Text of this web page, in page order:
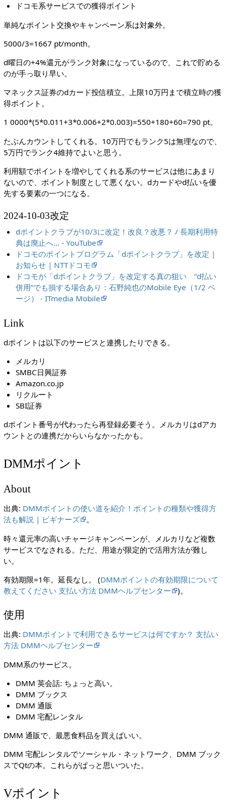
ドコモ系サービスでの獲得ポイント
単純なポイント交換やキャンペーン系は対象外。
5000/3=1667 pt/month。
d曜日の+4%還元がランク対象になっているので、これで貯める
のが手っ取り早い。
マネックス証券のdカード投信積立。上限10万円まで積立時の獲
得ポイント。
1 0000*(5*0.011+3*0.006+2*0.003)=550+180+60=790 pt。
たぶんカウントしてくれる。10万円でもランク5は無理なので、
5万円でランク4維持でよいと思う。
利用額でポイントを増やしてくれる系のサービスは他にあまり
ないので、ポイント制度として悪くない。dカードやd払いを優
先する要素の一つになる。
2024-10-03改定
dポイントクラブが10/3に改定！改良？改悪？ / 長期利用特
典は廃止へ… - YouTube
ドコモのポイントプログラム「dポイントクラブ」を改定 |
お知らせ | NTTドコモ
ドコモが「dポイントクラブ」を改定する真の狙い “d払い
併用”でも損する場合あり：石野純也のMobile Eye（1/2 ペ
ージ） - ITmedia Mobile
Link
dポイントは以下のサービスと連携したりできる。
メルカリ
SMBC日興証券
Amazon.co.jp
リクルート
SBI証券
dポイント番号が代わったら再登録必要そう。メルカリはdアカ
ウントとの連携だからいらなかったかも。
DMMポイント
About
出典: DMMポイントの使い道を紹介！ポイントの種類や獲得方
法も解説 | ビギナーズ
。
時々還元率の高いチャージキャンペーンが、メルカリなど複数
サービスでなされる。ただ、用途が限定的で活用方法が難し
い。
有効期限=1年。延長なし。 (DMMポイントの有効期限について
教えてください 支払い方法 DMMヘルプセンター
)。
使用
出典: DMMポイントで利用できるサービスは何ですか？ 支払い
方法 DMMヘルプセンター
DMM系のサービス。
DMM 英会話: ちょっと高い。
DMM ブックス
DMM 通販
DMM 宅配レンタル
DMM 通販で、最悪食料品を買えばいい。
DMM 宅配レンタルでソーシャル・ネットワーク、DMM ブック
スでQtの本。これらがぱっと思いついた。
Vポイント